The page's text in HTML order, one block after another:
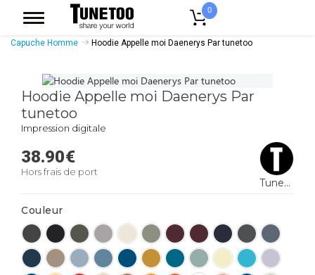
0
Vêtement Homme Sweatshirts Homme
Capuche Homme
Hoodie Appelle moi Daenerys Par tunetoo
Hoodie Appelle moi Daenerys Par
tunetoo
Impression digitale
38.90€
Hors frais de port
Tunetoo
Couleur